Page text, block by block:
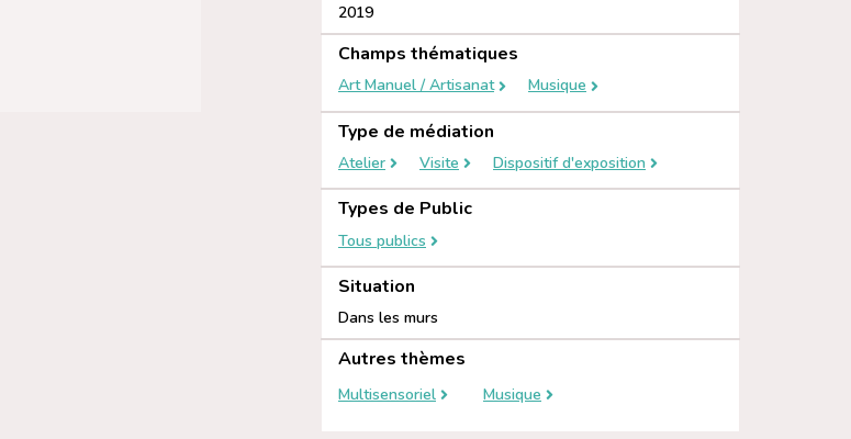
2019
Champs thématiques
Art Manuel / Artisanat Musique
Type de médiation
Atelier Visite Dispositif d'exposition
Types de Public
Tous publics
Situation
Dans les murs
Autres thèmes
Multisensoriel Musique